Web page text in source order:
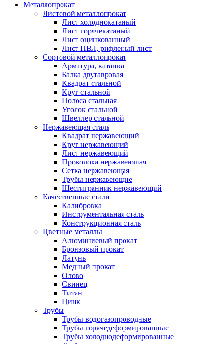
Металлопрокат
Листовой металлопрокат
Лист холоднокатаный
Лист горячекатаный
Лист оцинкованный
Лист ПВЛ, рифленый лист
Сортовой металлопрокат
Арматура, катанка
Балка двутавровая
Квадрат стальной
Круг стальной
Полоса стальная
Уголок стальной
Швеллер стальной
Нержавеющая сталь
Квадрат нержавеющий
Круг нержавеющий
Лист нержавеющий
Проволока нержавеющая
Сетка нержавеющая
Трубы нержавеющие
Шестигранник нержавеющий
Качественные стали
Калибровка
Инструментальная сталь
Конструкционная сталь
Цветные металлы
Алюминиевый прокат
Бронзовый прокат
Латунь
Медный прокат
Олово
Свинец
Титан
Цинк
Трубы
Трубы водогазопроводные
Трубы горячедеформированные
Трубы холоднодеформированные